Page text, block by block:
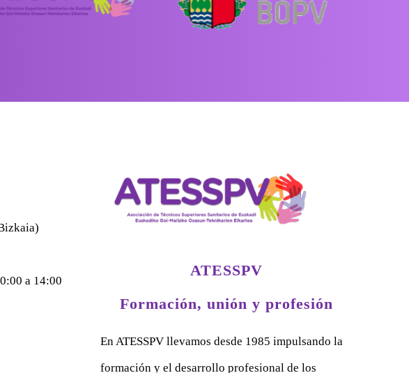
a 14:00
ATESSPV
Formación, unión y profesión
En ATESSPV llevamos desde 1985 impulsando la
formación y el desarrollo profesional de los